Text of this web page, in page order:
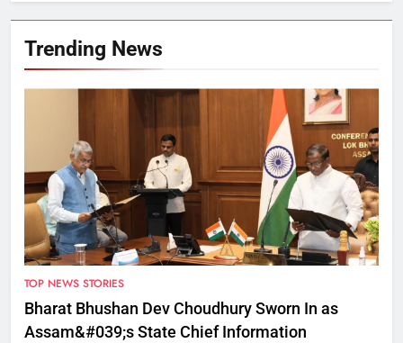
Trending News
TOP NEWS STORIES
Bharat Bhushan Dev Choudhury Sworn In as
Assam&#039;s State Chief Information